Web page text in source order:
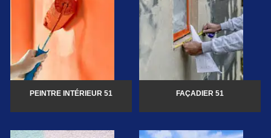
PEINTRE INTÉRIEUR 51 FAÇADIER 51